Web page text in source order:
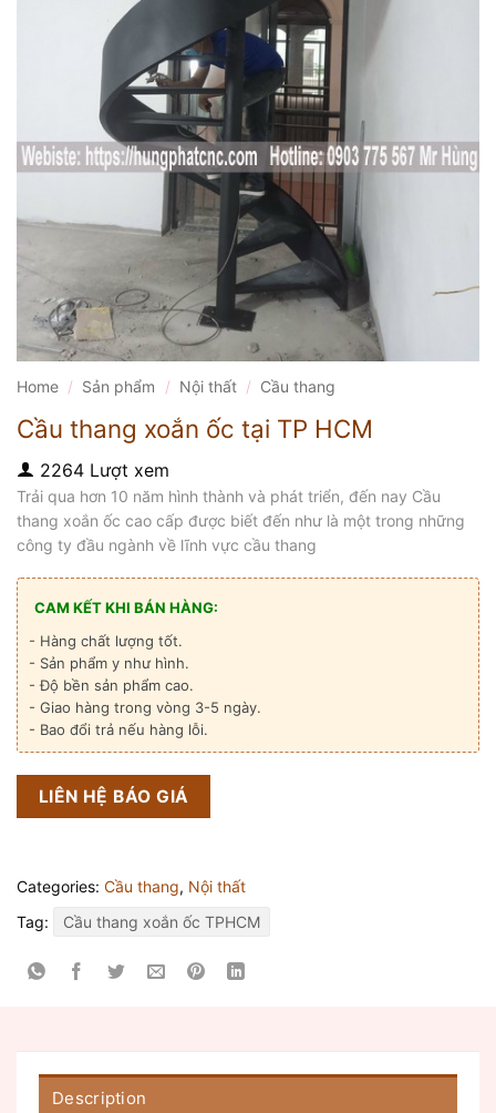
Home / Sản phẩm / Nội thất / Cầu thang
Cầu thang xoắn ốc tại TP HCM
2264 Lượt xem
Trải qua hơn 10 năm hình thành và phát triển, đến nay Cầu
thang xoắn ốc cao cấp được biết đến như là một trong những
công ty đầu ngành về lĩnh vực cầu thang
CAM KẾT KHI BÁN HÀNG:
- Hàng chất lượng tốt.
- Sản phẩm y như hình.
- Độ bền sản phẩm cao.
- Giao hàng trong vòng 3-5 ngày.
- Bao đổi trả nếu hàng lỗi.
LIÊN HỆ BÁO GIÁ
Categories: Cầu thang, Nội thất
Tag:
Cầu thang xoắn ốc TPHCM
Description